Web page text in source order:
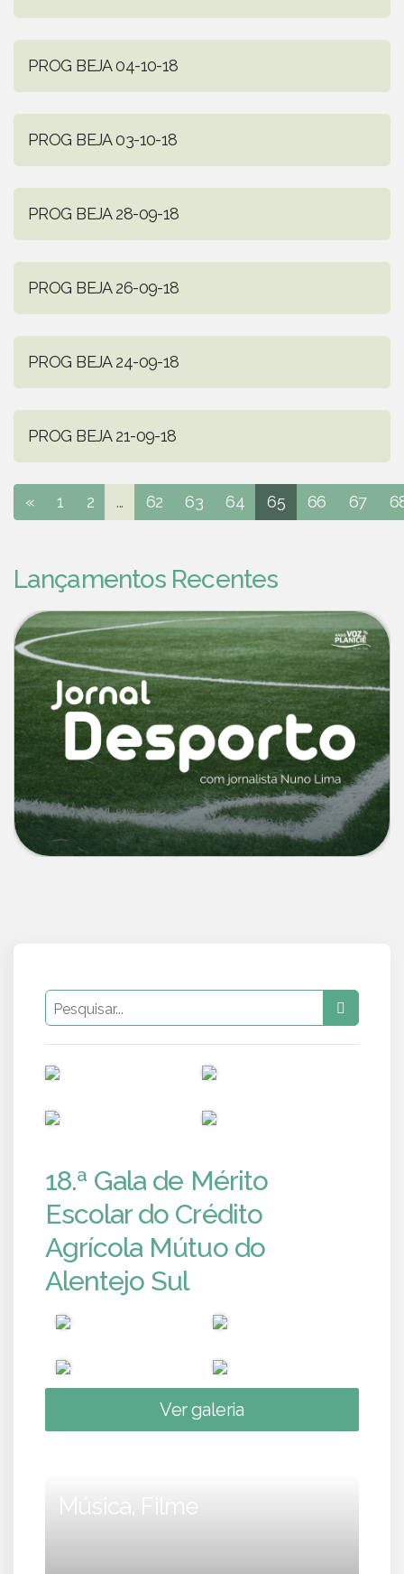
PROG BEJA 04-10-18
PROG BEJA 03-10-18
PROG BEJA 28-09-18
PROG BEJA 26-09-18
PROG BEJA 24-09-18
PROG BEJA 21-09-18
« 1 2 ... 62 63 64 65 66 67
Lançamentos Recentes
18.ª Gala de Mérito
Escolar do Crédito
Agrícola Mútuo do
Alentejo Sul
Ver galeria
Música, Filme